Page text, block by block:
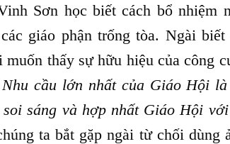
Sơn học biết cách bổ nhiệm
giáo phận trống tòa. Ngài biết
thấy sự hữu hiệu của công
cầu lớn nhất của Giáo Hội là
sáng và hợp nhất Giáo Hội
ta bắt gặp ngài từ chối dùng